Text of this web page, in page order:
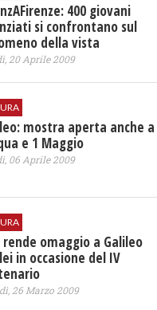
400 giovani
si confrontano sul
della vista
20 Aprile 2009
mostra aperta anche a
e 1 Maggio
06 Aprile 2009
rende omaggio a Galileo
in occasione del IV
26 Marzo 2009